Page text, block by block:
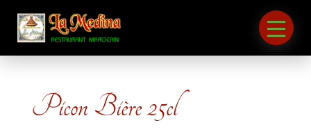
Picon Bière 25cl